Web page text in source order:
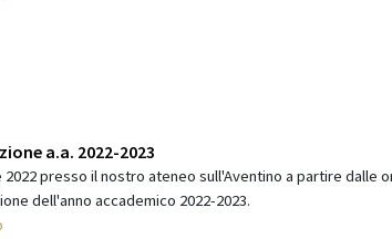
a.a. 2022-2023
presso il nostro ateneo sull'Aventino a partire dalle
dell'anno accademico 2022-2023.